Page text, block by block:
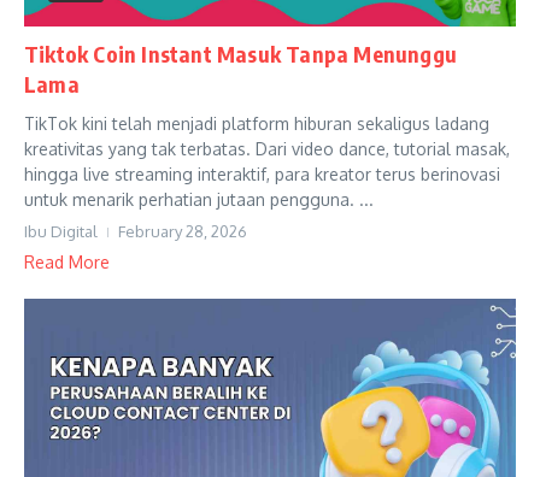
Tiktok Coin Instant Masuk Tanpa Menunggu
Lama
TikTok kini telah menjadi platform hiburan sekaligus ladang
kreativitas yang tak terbatas. Dari video dance, tutorial masak,
hingga live streaming interaktif, para kreator terus berinovasi
untuk menarik perhatian jutaan pengguna. ...
Ibu Digital February 28, 2026
Read More